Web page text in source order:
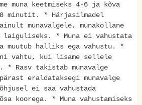
muna keetmiseks 4-6 ja kõva
8 minutit. * Härjasilmadel
munavalgele, munakollane
laiguliseks. * Muna ei vahustata
muutub halliks ega vahustu. *
vahtu, kui lisame sellele
Rasv takistab munavalge
eraldataksegi munavalge
ei saa vahustada
koorega. * Muna vahustamiseks